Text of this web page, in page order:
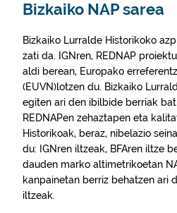
Bizkaiko NAP sarea
Bizkaiko Lurralde Historikoko
zati da. IGNren, REDNAP
aldi berean, Europako
(EUVN)lotzen du. Bizkaiko
egiten ari den ibilbide berriak
REDNAPen zehaztapen eta
Historikoak, beraz, nibelazio
du: IGNren iltzeak, BFAren iltze
dauden marko altimetrikoetan
kanpainetan berriz behatzen ari
iltzeak.